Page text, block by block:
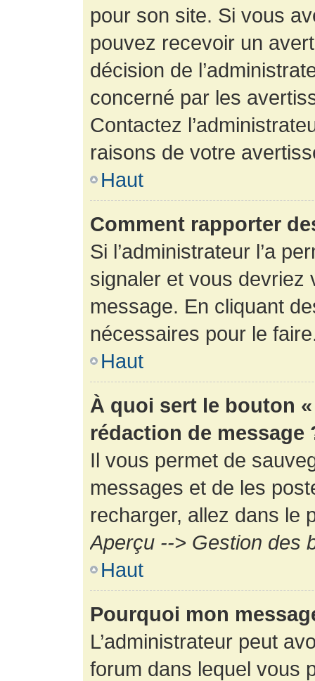
pour son site. Si vous
pouvez recevoir un
décision de
concerné par les
Contactez
raisons de votre
Haut
Comment rapporter
Si l’administrateur l’a
signaler et vous devriez
message. En cliquant
nécessaires pour le
Haut
À quoi sert le bouton
rédaction de message
Il vous permet de
messages et de les
recharger, allez dans le
Aperçu --> Gestion des
Haut
Pourquoi mon
L’administrateur peut
forum dans lequel vous